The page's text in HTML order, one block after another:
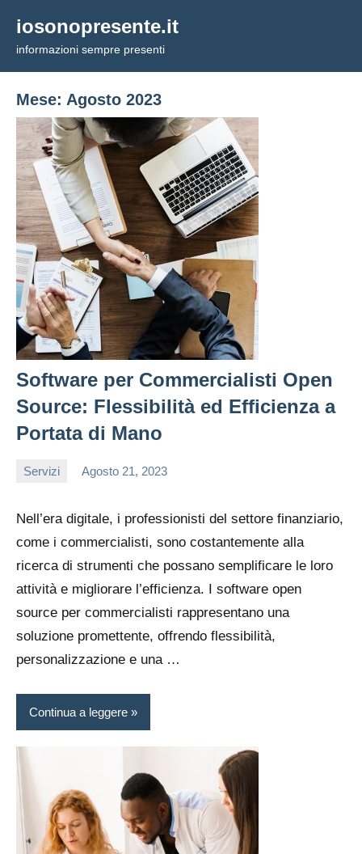
contenuto
iosonopresente.it
informazioni sempre presenti
Mese: Agosto 2023
Software per Commercialisti Open
Source: Flessibilità ed Efficienza a
Portata di Mano
Servizi Agosto 21, 2023
Nell’era digitale, i professionisti del settore finanziario,
come i commercialisti, sono costantemente alla
ricerca di strumenti che possano semplificare le loro
attività e migliorare l’efficienza. I software open
source per commercialisti rappresentano una
soluzione promettente, offrendo flessibilità,
personalizzazione e una …
Continua a leggere